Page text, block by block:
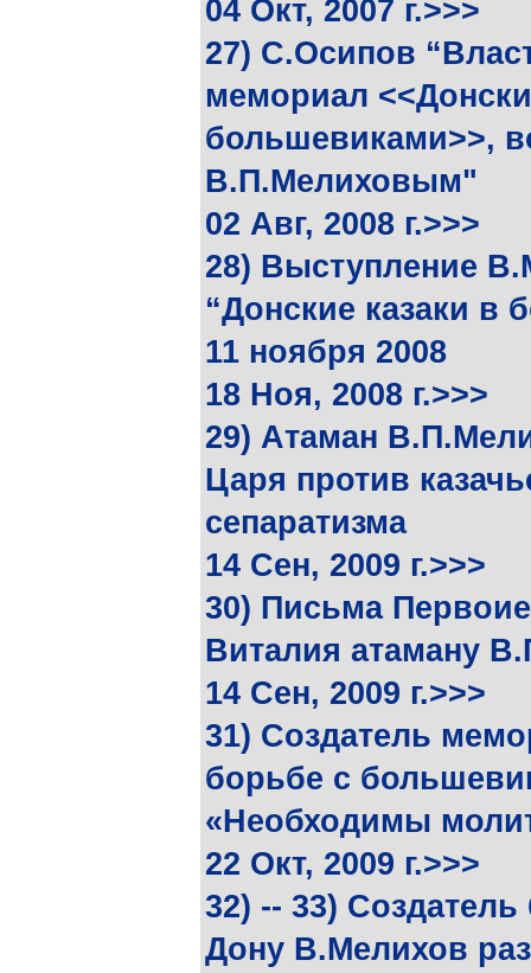
04 Окт, 2007 г.>>>
27) С.Осипов
мемориал
большевиками>>,
В.П.Мелиховым"
02 Авг, 2008 г.>>>
28) Выступление
“Донские казаки в
11 ноября 2008
18 Ноя, 2008 г.>>>
29) Атаман
Царя против
сепаратизма
14 Сен, 2009 г.>>>
30) Письма
Виталия атаману
14 Сен, 2009 г.>>>
31) Создатель
борьбе с
«Необходимы
22 Окт, 2009 г.>>>
32) -- 33)
Дону В.Мелихов